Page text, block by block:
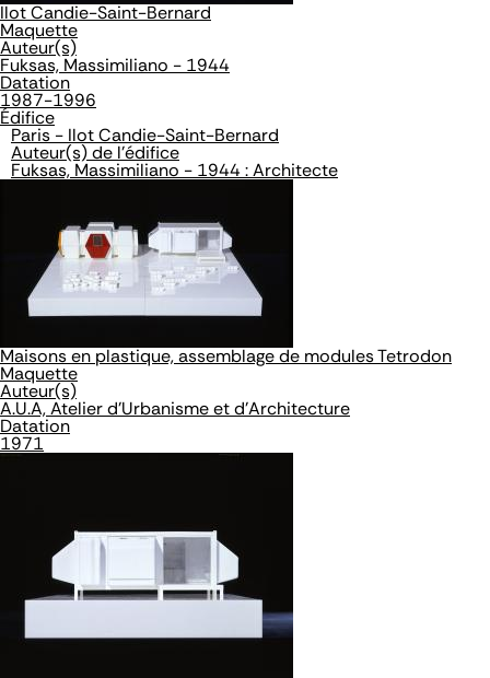
Ilot Candie-Saint-Bernard
Maquette
Auteur(s)
Fuksas, Massimiliano - 1944
Datation
1987-1996
Édifice
Paris - Ilot Candie-Saint-Bernard
Auteur(s) de l'édifice
Fuksas, Massimiliano - 1944 : Architecte
Maisons en plastique, assemblage de modules Tetrodon
Maquette
Auteur(s)
A.U.A, Atelier d'Urbanisme et d'Architecture
Datation
1971